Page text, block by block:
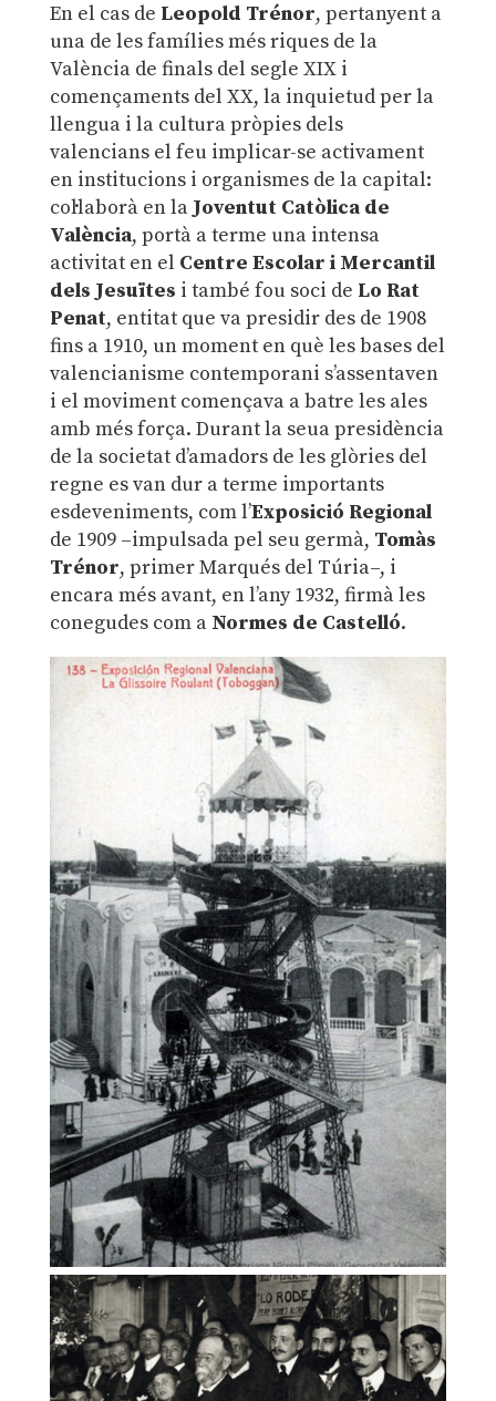
En el cas de Leopold Trénor, pertanyent a
una de les famílies més riques de la
València de finals del segle XIX i
començaments del XX, la inquietud per la
llengua i la cultura pròpies dels
valencians el feu implicar-se activament
en institucions i organismes de la capital:
col·laborà en la Joventut Catòlica de
València, portà a terme una intensa
activitat en el Centre Escolar i Mercantil
dels Jesuïtes i també fou soci de Lo Rat
Penat, entitat que va presidir des de 1908
fins a 1910, un moment en què les bases del
valencianisme contemporani s’assentaven
i el moviment començava a batre les ales
amb més força. Durant la seua presidència
de la societat d’amadors de les glòries del
regne es van dur a terme importants
esdeveniments, com l’Exposició Regional
de 1909 –impulsada pel seu germà, Tomàs
Trénor, primer Marqués del Túria–, i
encara més avant, en l’any 1932, firmà les
conegudes com a Normes de Castelló.